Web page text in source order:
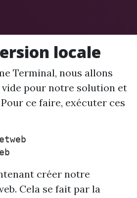
locale
Terminal, nous allons
pour notre solution et
ce faire, exécuter ces
créer notre
Cela se fait par la